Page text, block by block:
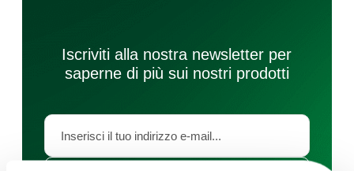
Iscriviti alla nostra newsletter per
saperne di più sui nostri prodotti